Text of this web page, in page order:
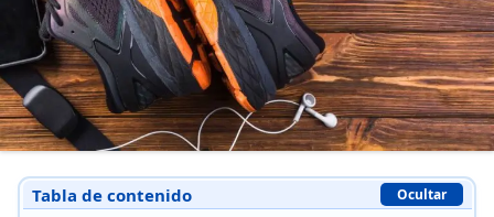
Tabla de contenido Ocultar